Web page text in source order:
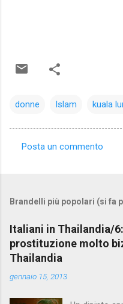
donne Islam kuala
e
n
t
i
Posta un commento
Brandelli più popolari (si fa
Italiani in Thailandia/
prostituzione molto
Thailandia
gennaio 15, 2013